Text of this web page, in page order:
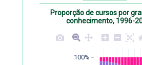
Proporção de cursos por
conhecimento, 1996-
100%